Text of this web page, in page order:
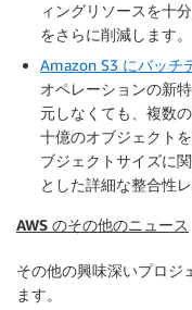
ィングリソースを十
をさらに削減します。
Amazon S3 にバッチ
オペレーションの新
元しなくても、複数
十億のオブジェクト
ブジェクトサイズに
とした詳細な整合性
AWS のその他のニュース
その他の興味深いプロジ
ます。